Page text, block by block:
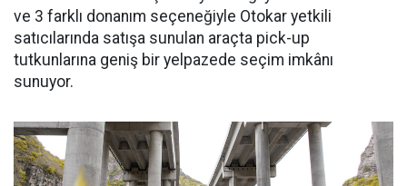
ve 3 farklı donanım seçeneğiyle Otokar yetkili
satıcılarında satışa sunulan araçta pick-up
tutkunlarına geniş bir yelpazede seçim imkânı
sunuyor.